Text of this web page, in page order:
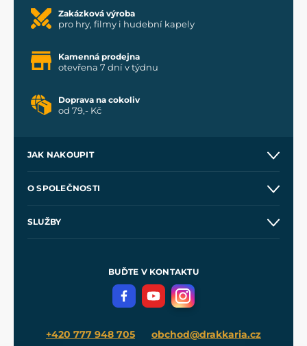
Zakázková výroba
pro hry, filmy i hudební kapely
Kamenná prodejna
otevřena 7 dní v týdnu
Doprava na cokoliv
od 79,- Kč
JAK NAKOUPIT
Velkoobchod
O SPOLEČNOSTI
SLUŽBY
Meče pro Kingdom Come
BUĎTE V KONTAKTU
+420 777 948 705 obchod@drakkaria.cz